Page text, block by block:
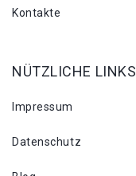
Kontakte
NÜTZLICHE LINKS
Impressum
Datenschutz